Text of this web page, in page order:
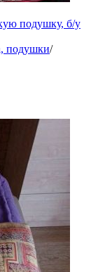
подушку, б/у
подушки/